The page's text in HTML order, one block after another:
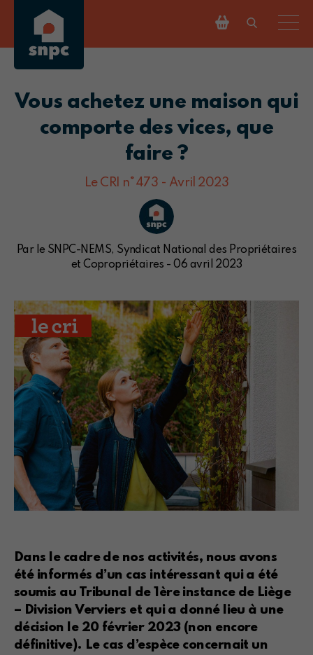
Vous achetez une maison qui
comporte des vices, que
faire ?
Le CRI n°473 - Avril 2023
Par le SNPC-NEMS, Syndicat National des Propriétaires
et Copropriétaires - 06 avril 2023
Dans le cadre de nos activités, nous avons
été informés d’un cas intéressant qui a été
soumis au Tribunal de 1ère instance de Liège
– Division Verviers et qui a donné lieu à une
décision le 20 février 2023 (non encore
définitive). Le cas d’espèce concernait un